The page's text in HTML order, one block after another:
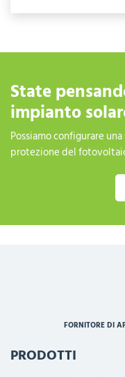
State
impianto
Possiamo configurare
protezione del
FORNITORE DI
PRODOTTI